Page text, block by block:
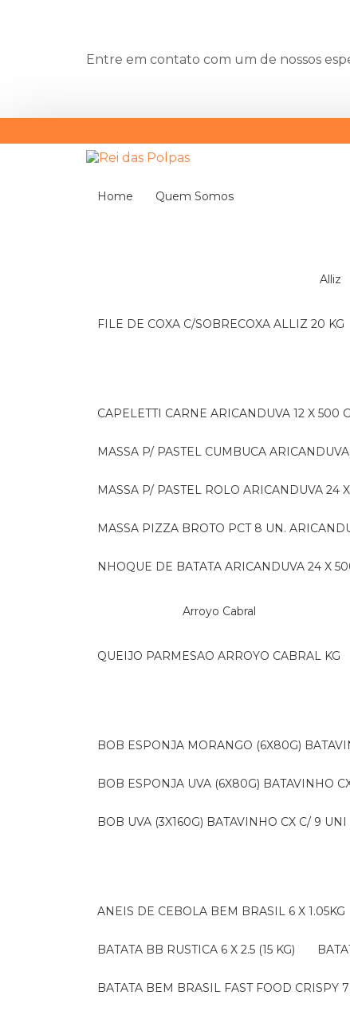
Entre em contato com um de nossos
Home Quem Somos
Alliz
FILE DE COXA C/SOBRECOXA ALLIZ 20 KG
CAPELETTI CARNE ARICANDUVA 12 X 500
MASSA P/ PASTEL CUMBUCA
MASSA P/ PASTEL ROLO ARICANDUVA 24
MASSA PIZZA BROTO PCT 8 UN.
NHOQUE DE BATATA ARICANDUVA 24 X
Arroyo Cabral
QUEIJO PARMESAO ARROYO CABRAL KG
BOB ESPONJA MORANGO (6X80G)
BOB ESPONJA UVA (6X80G) BATAVINHO
BOB UVA (3X160G) BATAVINHO CX C/ 9 UNI
ANEIS DE CEBOLA BEM BRASIL 6 X 1.05KG
BATATA BB RUSTICA 6 X 2.5 (15 KG)
BATATA BEM BRASIL FAST FOOD CRISPY